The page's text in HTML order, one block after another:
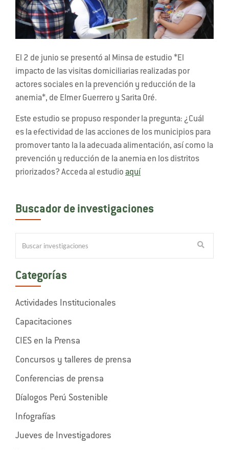
El 2 de junio se presentó al Minsa de estudio *El
impacto de las visitas domiciliarias realizadas por
actores sociales en la prevención y reducción de la
anemia*, de Elmer Guerrero y Sarita Oré.
Este estudio se propuso responder la pregunta: ¿Cuál
es la efectividad de las acciones de los municipios para
promover tanto la la adecuada alimentación, así como la
prevención y reducción de la anemia en los distritos
priorizados? Acceda al estudio aquí
Buscador de investigaciones
Categorías
Actividades Institucionales
Capacitaciones
CIES en la Prensa
Concursos y talleres de prensa
Conferencias de prensa
Díalogos Perú Sostenible
Infografías
Jueves de Investigadores